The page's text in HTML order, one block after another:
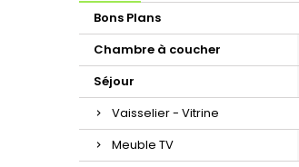
Bons Plans
Chambre à coucher
Séjour
Vaisselier - Vitrine
Meuble TV